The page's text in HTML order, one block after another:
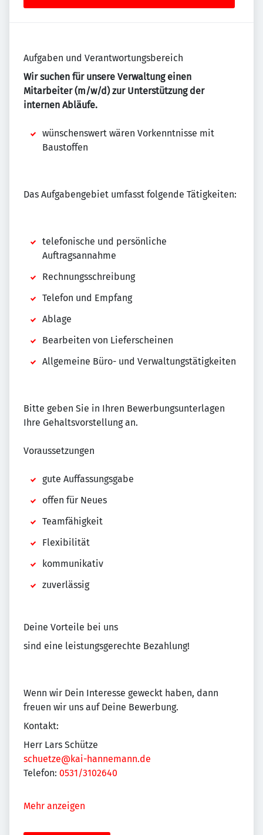
Aufgaben und Verantwortungsbereich
Wir suchen für unsere Verwaltung einen
Mitarbeiter (m/w/d) zur Unterstützung der
internen Abläufe.
wünschenswert wären Vorkenntnisse mit
Baustoffen
Das Aufgabengebiet umfasst folgende Tätigkeiten:
telefonische und persönliche
Auftragsannahme
Rechnungsschreibung
Telefon und Empfang
Ablage
Bearbeiten von Lieferscheinen
Allgemeine Büro- und Verwaltungstätigkeiten
Bitte geben Sie in Ihren Bewerbungsunterlagen
Ihre Gehaltsvorstellung an.
Voraussetzungen
gute Auffassungsgabe
offen für Neues
Teamfähigkeit
Flexibilität
kommunikativ
zuverlässig
Deine Vorteile bei uns
sind eine leistungsgerechte Bezahlung!
Wenn wir Dein Interesse geweckt haben, dann
freuen wir uns auf Deine Bewerbung.
Kontakt:
Herr Lars Schütze
schuetze@kai-hannemann.de
Telefon: 0531/3102640
Mehr anzeigen